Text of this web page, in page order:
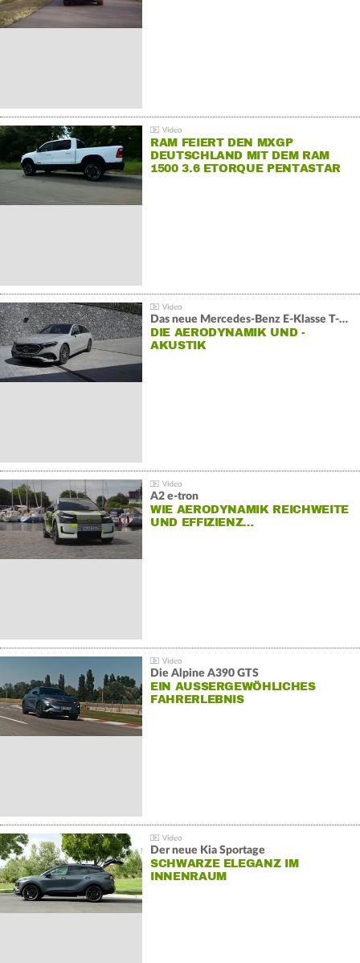
RAM FEIERT DEN MXGP
DEUTSCHLAND MIT DEM RAM
1500 3.6 ETORQUE PENTASTAR
Das neue Mercedes-Benz E-Klasse T-Modell
DIE AERODYNAMIK UND -
AKUSTIK
A2 e-tron
WIE AERODYNAMIK REICHWEITE
UND EFFIZIENZ…
Die Alpine A390 GTS
EIN AUSSERGEWÖHLICHES F
AHRERLEBNIS
Der neue Kia Sportage
SCHWARZE ELEGANZ IM
INNENRAUM